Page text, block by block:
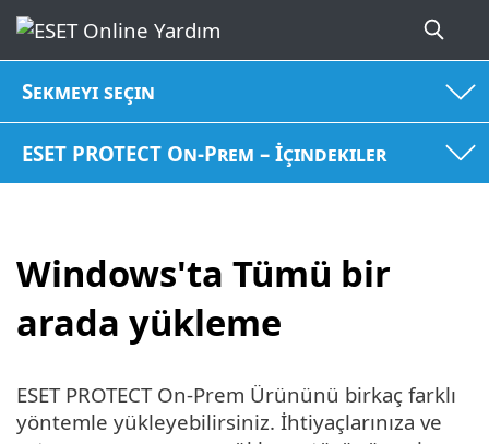
Sekmeyi seçin
ESET PROTECT On-Prem – İçindekiler
Windows'ta Tümü bir
arada yükleme
ESET PROTECT On-Prem Ürününü birkaç farklı
yöntemle yükleyebilirsiniz. İhtiyaçlarınıza ve